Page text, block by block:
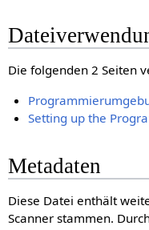
Die folgenden 2 Seiten
Setting up the
Metadaten
Diese Datei enthält
Scanner stammen.